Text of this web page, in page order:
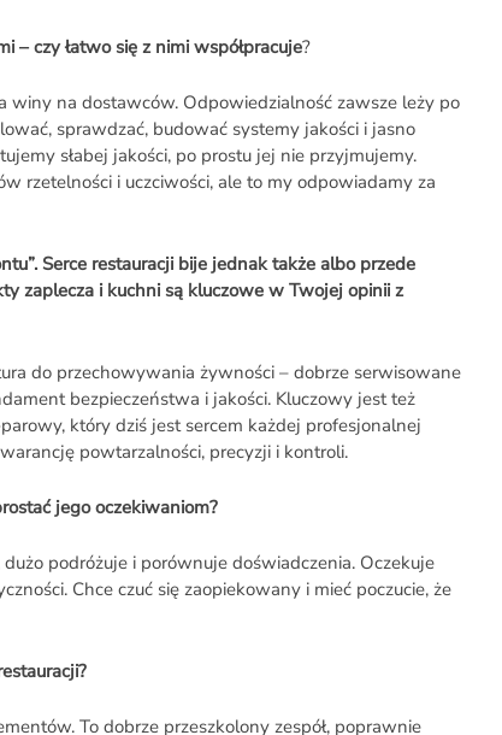
– czy łatwo się z nimi współpracuje?
winy na dostawców. Odpowiedzialność zawsze leży po
sprawdzać, budować systemy jakości i jasno
słabej jakości, po prostu jej nie przyjmujemy.
rzetelności i uczciwości, ale to my odpowiadamy za
Serce restauracji bije jednak także albo przede
zaplecza i kuchni są kluczowe w Twojej opinii z
do przechowywania żywności – dobrze serwisowane
bezpieczeństwa i jakości. Kluczowy jest też
który dziś jest sercem każdej profesjonalnej
powtarzalności, precyzji i kontroli.
jego oczekiwaniom?
podróżuje i porównuje doświadczenia. Oczekuje
Chce czuć się zaopiekowany i mieć poczucie, że
To dobrze przeszkolony zespół, poprawnie